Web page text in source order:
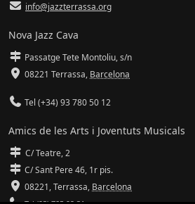
info@jazzterrassa.org
Nova Jazz Cava
Passatge Tete Montoliu, s/n
08221 Terrassa, Barcelona
Tel (+34) 93 780 50 12
Amics de les Arts i Joventuts Musicals
C/ Teatre, 2
C/ Sant Pere 46, 1r pis.
08221,Terrassa, Barcelona